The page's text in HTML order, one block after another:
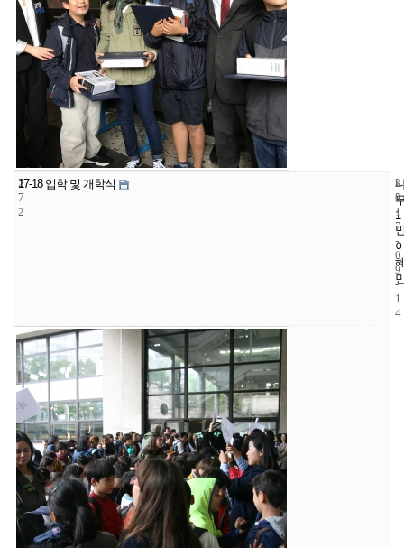
2
7
2
17-18 입학 및 개학식
1
3
5
2
0
1
7
-
0
9
-
1
4